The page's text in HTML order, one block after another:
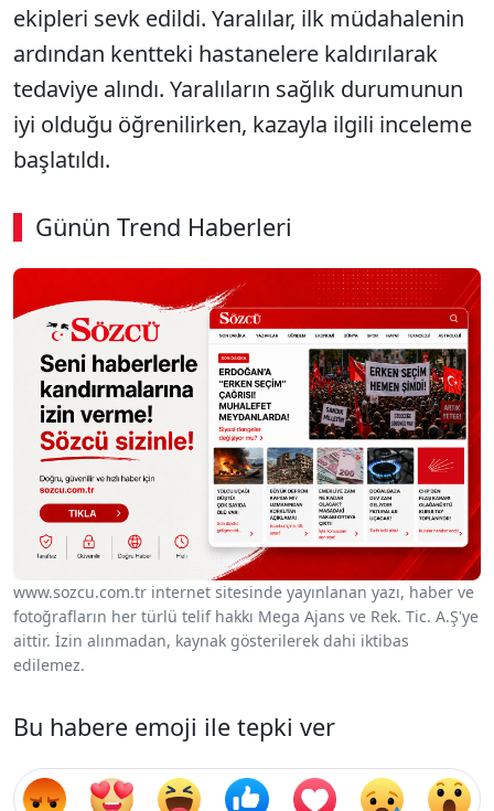
ekipleri sevk edildi. Yaralılar, ilk müdahalenin
ardından kentteki hastanelere kaldırılarak
tedaviye alındı. Yaralıların sağlık durumunun
iyi olduğu öğrenilirken, kazayla ilgili inceleme
başlatıldı.
Günün Trend Haberleri
00:02 / 03:08
Sesi Aç
www.sozcu.com.tr internet sitesinde yayınlanan yazı, haber ve
fotoğrafların her türlü telif hakkı Mega Ajans ve Rek. Tic. A.Ş'ye
aittir. İzin alınmadan, kaynak gösterilerek dahi iktibas
edilemez.
Bu habere emoji ile tepki ver